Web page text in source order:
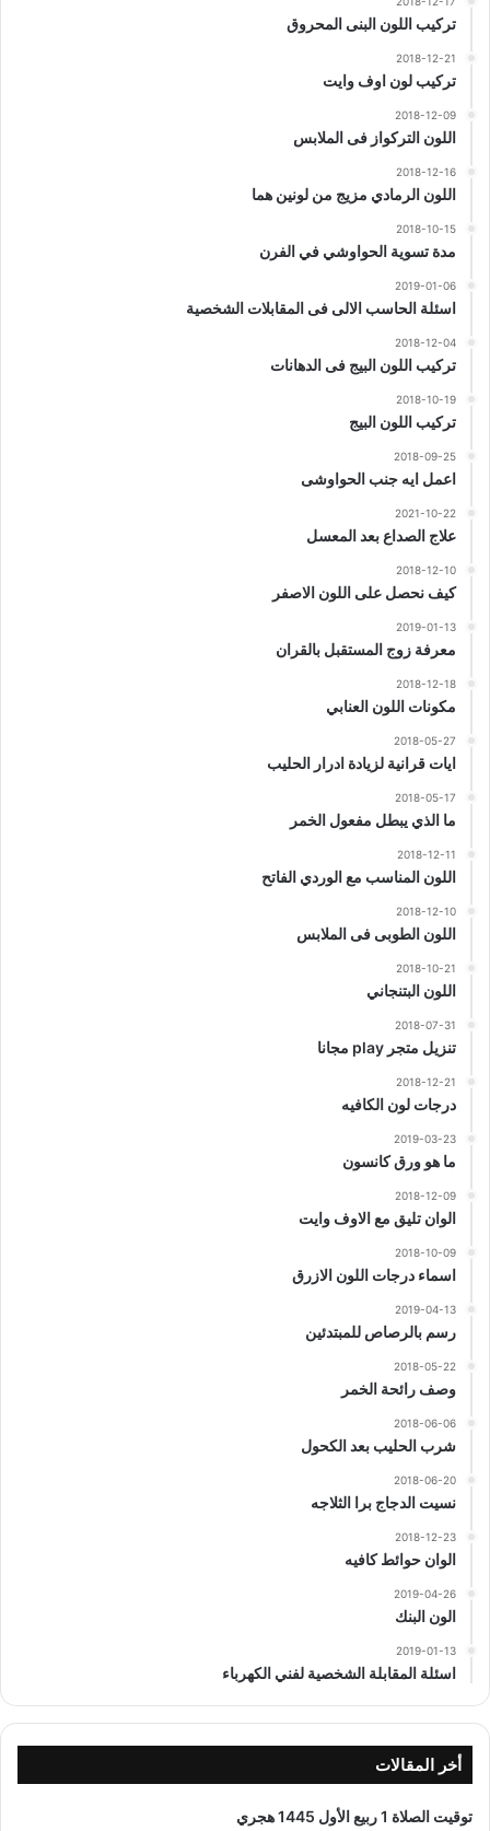
تركيب اللون البنى المحروق
2018-12-21
تركيب لون اوف وايت
2018-12-09
اللون التركواز فى الملابس
2018-12-16
اللون الرمادي مزيج من لونين هما
2018-10-15
مدة تسوية الحواوشي في الفرن
2019-01-06
اسئلة الحاسب الالى فى المقابلات الشخصية
2018-12-04
تركيب اللون البيج فى الدهانات
2018-10-19
تركيب اللون البيج
2018-09-25
اعمل ايه جنب الحواوشى
2021-10-22
علاج الصداع بعد المعسل
2018-12-10
كيف نحصل على اللون الاصفر
2019-01-13
معرفة زوج المستقبل بالقران
2018-12-18
مكونات اللون العنابي
2018-05-27
ايات قرانية لزيادة ادرار الحليب
2018-05-17
ما الذي يبطل مفعول الخمر
2018-12-11
اللون المناسب مع الوردي الفاتح
2018-12-10
اللون الطوبى فى الملابس
2018-10-21
اللون البتنجاني
2018-07-31
تنزيل متجر play مجانا
2018-12-21
درجات لون الكافيه
2019-03-23
ما هو ورق كانسون
2018-12-09
الوان تليق مع الاوف وايت
2018-10-09
اسماء درجات اللون الازرق
2019-04-13
رسم بالرصاص للمبتدئين
2018-05-22
وصف رائحة الخمر
2018-06-06
شرب الحليب بعد الكحول
2018-06-20
نسيت الدجاج برا الثلاجه
2018-12-23
الوان حوائط كافيه
2019-04-26
الون البنك
2019-01-13
اسئلة المقابلة الشخصية لفني الكهرباء
أخر المقالات
توقيت الصلاة 1 ربيع الأول 1445 هجري